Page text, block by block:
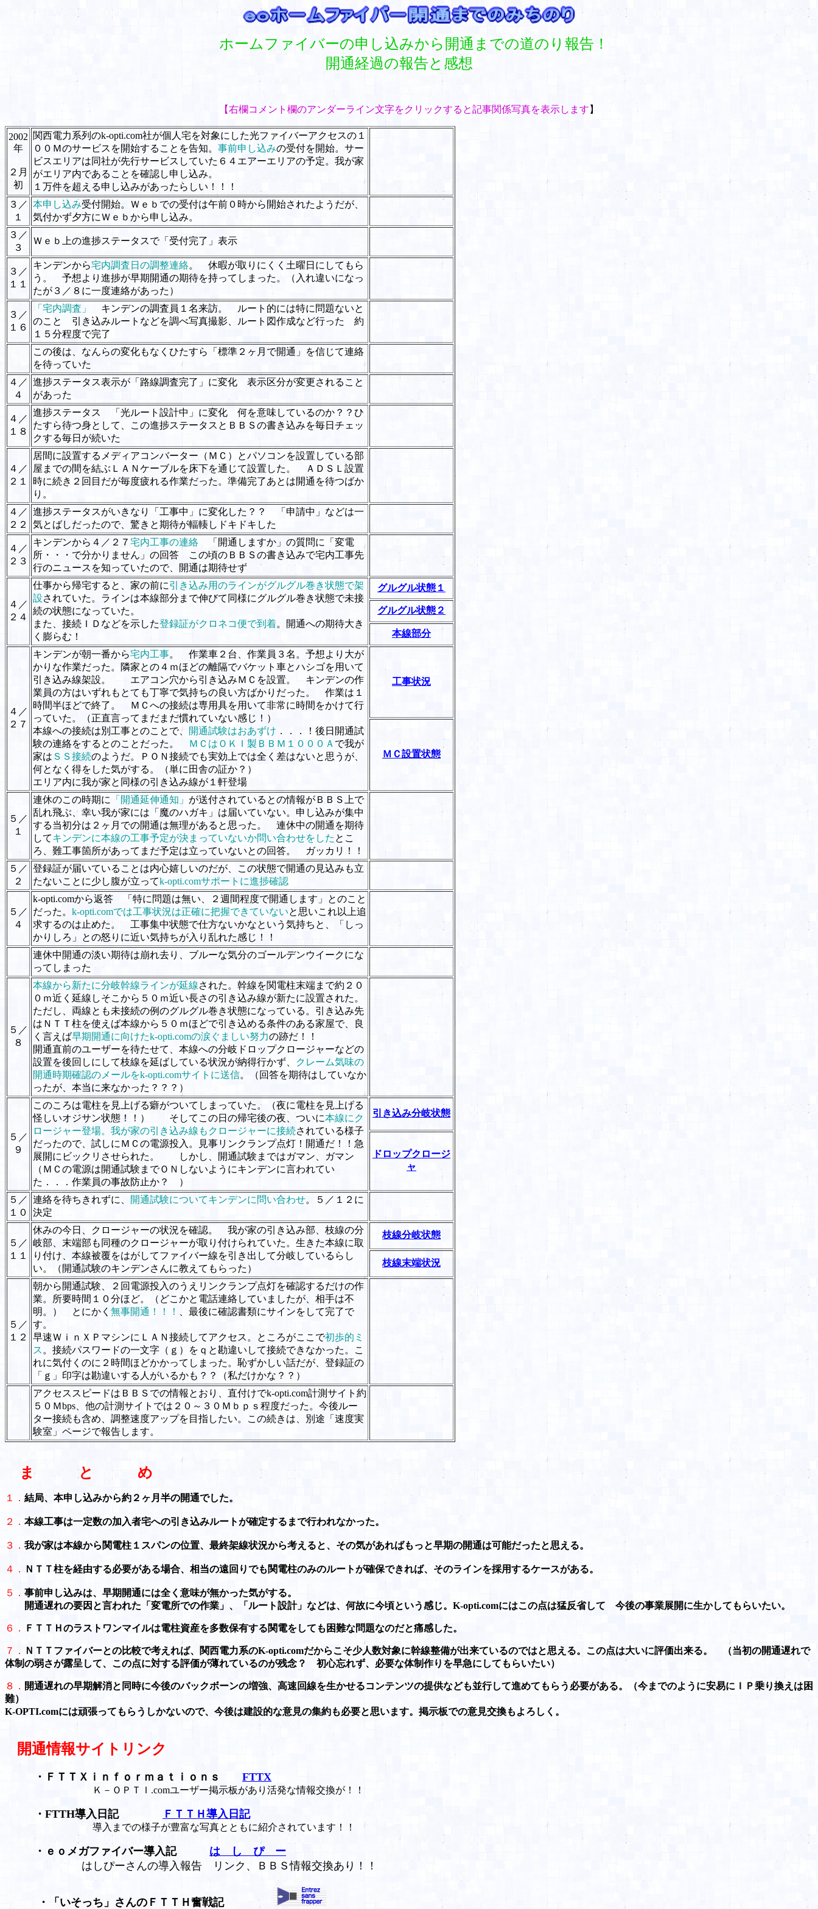
ホームファイバーの申し込みから開通までの道のり報告！
開通経過の報告と感想
【右欄コメント欄のアンダーライン文字をクリックすると記事関係写真を表示します 】
2002
年
２月
初
関西電力系列のk-opti.com社が個人宅を対象にした光ファイバーアクセスの１
００Ｍのサービスを開始することを告知。 事前申し込みの受付を開始。サー
ビスエリアは同社が先行サービスしていた６４エアーエリアの予定。我が家
がエリア内であることを確認し申し込み。
１万件を超える申し込みがあったらしい！！！
３／
１
本申し込み受付開始。Ｗｅｂでの受付は午前０時から開始されたようだが、
気付かず夕方にＷｅｂから申し込み。
３／
３
Ｗｅｂ上の進捗ステータスで「受付完了」表示
３／
１１
キンデンから宅内調査日の調整連絡。 休暇が取りにくく土曜日にしてもら
う。 予想より進捗が早期開通の期待を持ってしまった。（入れ違いになっ
たが３／８に一度連絡があった）
３／
１６
「宅内調査」
キンデンの調査員１名来訪。 ルート的には特に問題ないと
のこと 引き込みルートなどを調べ写真撮影、ルート図作成など行った 約
１５分程度で完了
この後は、なんらの変化もなくひたすら「標準２ヶ月で開通」を信じて連絡
を待っていた
４／
４
進捗ステータス表示が「路線調査完了」に変化 表示区分が変更されること
があった
４／
１８
進捗ステータス 「光ルート設計中」に変化 何を意味しているのか？？ひ
たすら待つ身として、この進捗ステータスとＢＢＳの書き込みを毎日チェッ
クする毎日が続いた
４／
２１
居間に設置するメディアコンバーター（ＭＣ）とパソコンを設置している部
屋までの間を結ぶＬＡＮケーブルを床下を通じて設置した。 ＡＤＳＬ設置
時に続き２回目だが毎度疲れる作業だった。準備完了あとは開通を待つばか
り。
４／
２２
進捗ステータスがいきなり「工事中」に変化した？？ 「申請中」などは一
気とばしだったので、驚きと期待が輻輳しドキドキした
４／
２３
キンデンから４／２７ 宅内工事の連絡 「開通しますか」の質問に「変電
所・・・で分かりません」の回答 この頃のＢＢＳの書き込みで宅内工事先
行のニュースを知っていたので、開通は期待せず
４／
２４
仕事から帰宅すると、家の前に引き込み用のラインがグルグル巻き状態で架
設されていた。ラインは本線部分まで伸びて同様にグルグル巻き状態で未接
続の状態になっていた。
また、接続ＩＤなどを示した登録証がクロネコ便で到着。開通への期待大き
く膨らむ！
グルグル状態１
グルグル状態２
本線部分
４／
２７
キンデンが朝一番から宅内工事。 作業車２台、作業員３名。予想より大が
かりな作業だった。隣家との４ｍほどの離隔でバケット車とハシゴを用いて
引き込み線架設。 エアコン穴から引き込みＭＣを設置。 キンデンの作
業員の方はいずれもとても丁寧で気持ちの良い方ばかりだった。 作業は１
時間半ほどで終了。 ＭＣへの接続は専用具を用いて非常に時間をかけて行
っていた。（正直言ってまだまだ慣れていない感じ！）
本線への接続は別工事とのことで、
開通試験はおあずけ ．．．！後日開通試
験の連絡をするとのことだった。
ＭＣはＯＫＩ製ＢＢＭ１０００Ａ で我が
家は ＳＳ接続のようだ。ＰＯＮ接続でも実効上では全く差はないと思うが、
何となく得をした気がする。（単に田舎の証か？）
エリア内に我が家と同様の引き込み線が１軒登場
工事状況
ＭＣ設置状態
５／
１
連休のこの時期に 「開通延伸通知」 が送付されているとの情報がＢＢＳ上で
乱れ飛ぶ、幸い我が家には「魔のハガキ」は届いていない。申し込みが集中
する当初分は２ヶ月での開通は無理があると思った。 連休中の開通を期待
してキンデンに本線の工事予定が決まっていないか問い合わせをした とこ
ろ、難工事箇所があってまだ予定は立っていないとの回答。 ガッカリ！！
５／
２
登録証が届いていることは内心嬉しいのだが、この状態で開通の見込みも立
たないことに少し腹が立ってk-opti.comサポートに進捗確認
５／
４
k-opti.comから返答 「特に問題は無い、２週間程度で開通します」とのこと
だった。 k-opti.comでは工事状況は正確に把握できていないと思いこれ以上追
求するのは止めた。 工事集中状態で仕方ないかなという気持ちと、「しっ
かりしろ」との怒りに近い気持ちが入り乱れた感じ！！
連休中開通の淡い期待は崩れ去り、ブルーな気分のゴールデンウイークにな
ってしまった
５／
８
本線から新たに分岐幹線ラインが延線された。幹線を関電柱末端まで約２０
０ｍ近く延線しそこから５０ｍ近い長さの引き込み線が新たに設置された。
ただし、両線とも未接続の例のグルグル巻き状態になっている。引き込み先
はＮＴＴ柱を使えば本線から５０ｍほどで引き込める条件のある家屋で、良
く言えば早期開通に向けたk-opti.comの涙ぐましい努力の跡だ！！
開通直前のユーザーを待たせて、本線への分岐ドロップクロージャーなどの
設置を後回しにして枝線を延ばしている状況が納得行かず、
クレーム気味の
開通時期確認のメールをk-opti.comサイトに送信。（回答を期待はしていなか
ったが、本当に来なかった？？？）
５／
９
このころは電柱を見上げる癖がついてしまっていた。（夜に電柱を見上げる
怪しいオジサン状態！！） そしてこの日の帰宅後の夜、ついに本線にク
ロージャー登場。我が家の引き込み線もクロージャーに接続されている様子
だったので、試しにＭＣの電源投入。見事リンクランプ点灯！開通だ！！急
展開にビックリさせられた。 しかし、開通試験まではガマン、ガマン
（ＭＣの電源は開通試験までＯＮしないようにキンデンに言われてい
た．．．作業員の事故防止か？ ）
引き込み分岐状態
ドロップクロージ
ャ
５／
１０
連絡を待ちきれずに、 開通試験についてキンデンに問い合わせ。５／１２に
決定
５／
１１
休みの今日、クロージャーの状況を確認。 我が家の引き込み部、枝線の分
岐部、末端部も同種のクロージャーが取り付けられていた。生きた本線に取
り付け、本線被覆をはがしてファイバー線を引き出して分岐しているらし
い。（開通試験のキンデンさんに教えてもらった）
枝線分岐状態
枝線末端状況
５／
１２
朝から開通試験、２回電源投入のうえリンクランプ点灯を確認するだけの作
業。所要時間１０分ほど。（どこかと電話連絡していましたが、相手は不
明。） とにかく 無事開通！！！
、最後に確認書類にサインをして完了で
す。
早速ＷｉｎＸＰマシンにＬＡＮ接続してアクセス。ところがここで初歩的ミ
ス 。接続パスワードの一文字（ｇ）をｑと勘違いして接続できなかった。こ
れに気付くのに２時間ほどかかってしまった。恥ずかしい話だが、登録証の
「ｇ」印字は勘違いする人がいるかも？？（私だけかな？？）
アクセススピードはＢＢＳでの情報とおり、直付けでk-opti.com計測サイト約
５０Ｍbps、他の計測サイトでは２０～３０Ｍｂｐｓ程度だった。今後ルー
ター接続も含め、調整速度アップを目指したい。この続きは、別途「速度実
験室」ページで報告します。
ま と め
１． 結局、本申し込みから約２ヶ月半の開通でした。
２． 本線工事は一定数の加入者宅への引き込みルートが確定するまで行われなかった。
３． 我が家は本線から関電柱１スパンの位置、最終架線状況から考えると、その気があればもっと早期の開通は可能だったと思える。
４． ＮＴＴ柱を経由する必要がある場合、相当の遠回りでも関電柱のみのルートが確保できれば、そのラインを採用するケースがある。
５． 事前申し込みは、早期開通には全く意味が無かった気がする。
開通遅れの要因と言われた「変電所での作業」、「ルート設計」などは、何故に今頃という感じ。K-opti.comにはこの点は猛反省して 今後の事業展開に生かしてもらいたい。
６． ＦＴＴＨのラストワンマイルは電柱資産を多数保有する関電をしても困難な問題なのだと痛感した。
７．
ＮＴＴファイバーとの比較で考えれば、関西電力系のK-opti.comだからこそ少人数対象に幹線整備が出来ているのではと思える。この点は大いに評価出来る。 （当初の開通遅れで
体制の弱さが露呈して、この点に対する評価が薄れているのが残念？ 初心忘れず、必要な体制作りを早急にしてもらいたい）
８． 開通遅れの早期解消と同時に今後のバックボーンの増強、高速回線を生かせるコンテンツの提供なども並行して進めてもらう必要がある。（今までのように安易にＩＰ乗り換えは困
難）
K-OPTI.comには頑張ってもらうしかないので、今後は建設的な意見の集約も必要と思います。掲示板での意見交換もよろしく。
開通情報サイトリンク
・ＦＴＴＸｉｎｆｏｒｍａｔｉｏｎｓ FTTX
Ｋ－ＯＰＴＩ.comユーザー掲示板があり活発な情報交換が！！
・FTTH導入日記 ＦＴＴＨ導入日記
導入までの様子が豊富な写真とともに紹介されています！！
・ｅｏメガファイバー導入記 は し ぴ ー
はしぴーさんの導入報告 リンク、ＢＢＳ情報交換あり！！
・「いそっち」さんのＦＴＴＨ奮戦記